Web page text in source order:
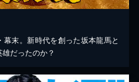
幕末。新時代を創った坂本龍馬と
だったのか？